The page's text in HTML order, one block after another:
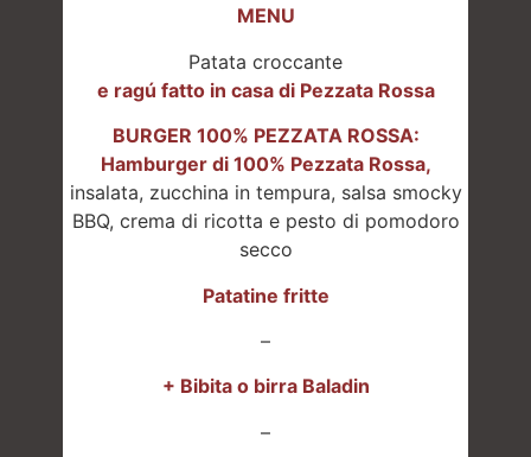
MENU
Patata croccante
e ragú fatto in casa di Pezzata Rossa
BURGER 100% PEZZATA ROSSA:
Hamburger di 100% Pezzata Rossa,
insalata, zucchina in tempura, salsa smocky
BBQ, crema di ricotta e pesto di pomodoro
secco
Patatine fritte
–
+ Bibita o birra Baladin
–